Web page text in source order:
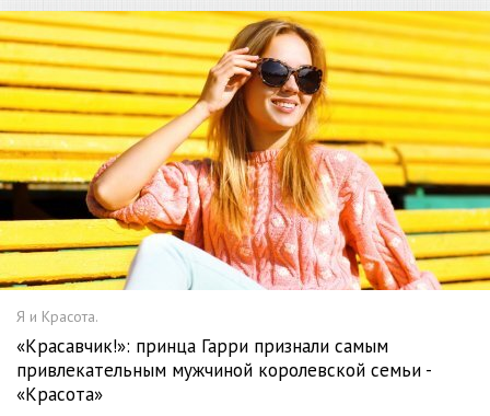
Я и Красота.
«Красавчик!»: принца Гарри признали самым
привлекательным мужчиной королевской семьи -
«Красота»